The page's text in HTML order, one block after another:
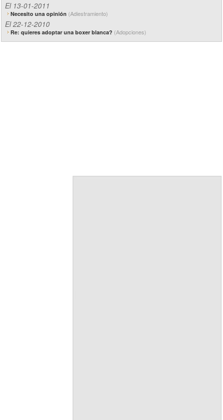
El 13-01-2011
Necesito una opinión (Adiestramiento)
El 22-12-2010
Re: quieres adoptar una boxer blanca? (Adopciones)